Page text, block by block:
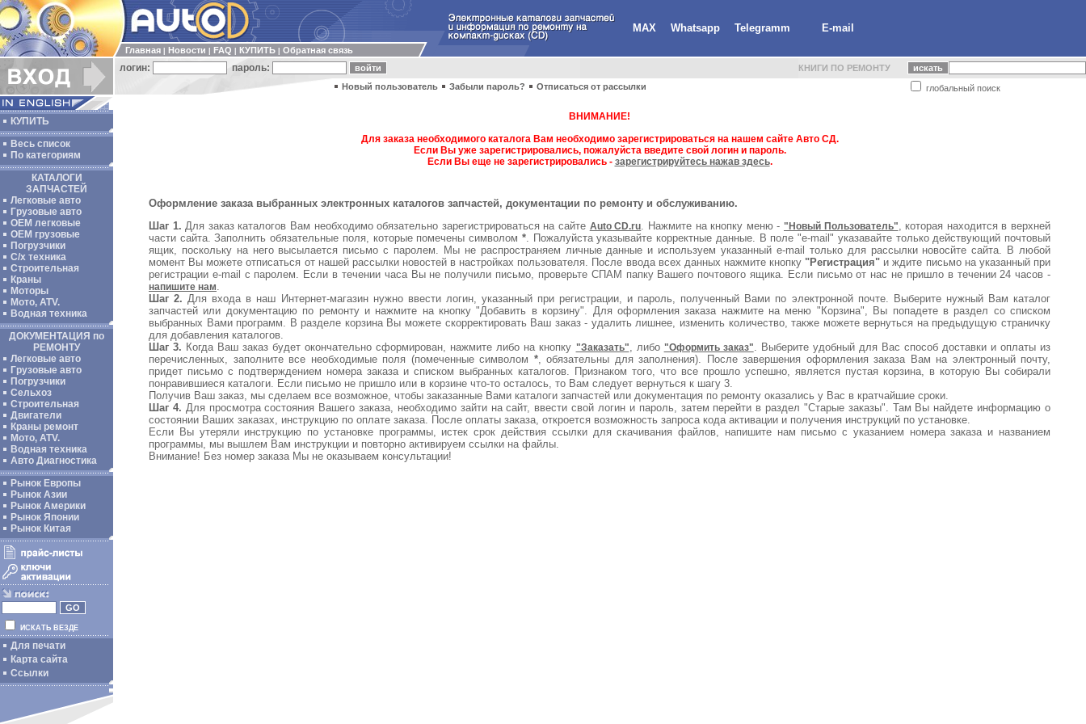
MAX Whatsapp Telegramm E-mail
Главная Новости FAQ КУПИТЬ Обратная связь
логин: пароль: КНИГИ ПО РЕМОНТУ
глобальный поиск
Новый пользователь Забыли пароль? Отписаться от рассылки
КУПИТЬ
Весь список
По категориям
КАТАЛОГИ
ЗАПЧАСТЕЙ
Легковые авто
Грузовые авто
ОЕМ легковые
OEM грузовые
Погрузчики
С/х техника
Строительная
Краны
Моторы
Мото, ATV.
Водная техника
ДОКУМЕНТАЦИЯ по
РЕМОНТУ
Легковые авто
Грузовые авто
Погрузчики
Сельхоз
Строительная
Двигатели
Краны ремонт
Мото, ATV.
Водная техника
Авто Диагностика
Рынок Европы
Рынок Азии
Рынок Америки
Рынок Японии
Рынок Китая
ИСКАТЬ ВЕЗДЕ
Для печати
Карта сайта
Ссылки
ВНИМАНИЕ!
Для заказа необходимого каталога Вам необходимо зарегистрироваться на нашем сайте Авто СД.
Если Вы уже зарегистрировались, пожалуйста введите свой логин и пароль.
Если Вы еще не зарегистрировались - зарегистрируйтесь нажав здесь.
Оформление заказа выбранных электронных каталогов запчастей, документации по ремонту и обслуживанию.
Шаг 1. Для заказ каталогов Вам необходимо обязательно зарегистрироваться на сайте Auto CD.ru . Нажмите на кнопку меню - "Новый Пользователь" , которая находится в верхней
части сайта. Заполнить обязательные поля, которые помечены символом *. Пожалуйста указывайте корректные данные. В поле "e-mail" указавайте только действующий почтовый
ящик, поскольку на него высылается письмо с паролем. Мы не распространяем личные данные и используем указанный e-mail только для рассылки новосйте сайта. В любой
момент Вы можете отписаться от нашей рассылки новостей в настройках пользователя. После ввода всех данных нажмите кнопку "Регистрация" и ждите письмо на указанный при
регистрации e-mail с паролем. Если в течении часа Вы не получили письмо, проверьте СПАМ папку Вашего почтового ящика. Если письмо от нас не пришло в течении 24 часов -
напишите нам
Шаг 2. Для входа в наш Интернет-магазин нужно ввести логин, указанный при регистрации, и пароль, полученный Вами по электронной почте. Выберите нужный Вам каталог
запчастей или документацию по ремонту и нажмите на кнопку "Добавить в корзину". Для оформления заказа нажмите на меню "Корзина", Вы попадете в раздел со списком
выбранных Вами программ. В разделе корзина Вы можете скорректировать Ваш заказ - удалить лишнее, изменить количество, также можете вернуться на предыдущую страничку
для добавления каталогов.
Шаг 3. Когда Ваш заказ будет окончательно сформирован, нажмите либо на кнопку "Заказать" , либо "Оформить заказ" . Выберите удобный для Вас способ доставки и оплаты из
перечисленных, заполните все необходимые поля (помеченные символом *, обязательны для заполнения). После завершения оформления заказа Вам на электронный почту,
придет письмо с подтверждением номера заказа и списком выбранных каталогов. Признаком того, что все прошло успешно, является пустая корзина, в которую Вы собирали
понравившиеся каталоги. Если письмо не пришло или в корзине что-то осталось, то Вам следует вернуться к шагу 3.
Получив Ваш заказ, мы сделаем все возможное, чтобы заказанные Вами каталоги запчастей или документация по ремонту оказались у Вас в кратчайшие сроки.
Шаг 4. Для просмотра состояния Вашего заказа, необходимо зайти на сайт, ввести свой логин и пароль, затем перейти в раздел "Старые заказы". Там Вы найдете информацию о
состоянии Ваших заказах, инструкцию по оплате заказа. После оплаты заказа, откроется возможность запроса кода активации и получения инструкций по установке.
Если Вы утеряли инструкцию по установке программы, истек срок действия ссылки для скачивания файлов, напишите нам письмо с указанием номера заказа и названием
программы, мы вышлем Вам инструкции и повторно активируем ссылки на файлы.
Внимание! Без номер заказа Мы не оказываем консультации!